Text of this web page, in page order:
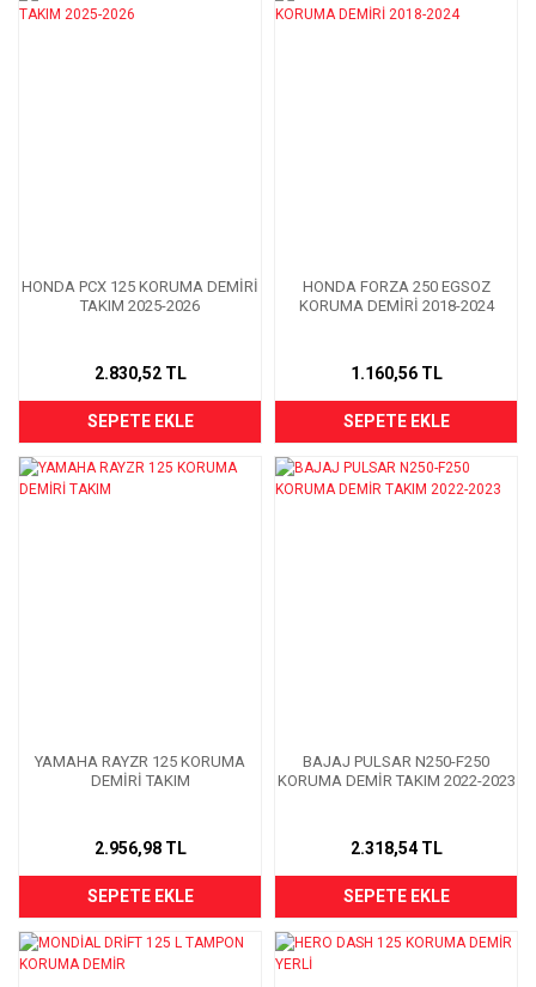
HONDA PCX 125 KORUMA DEMİRİ
TAKIM 2025-2026
2.830,52 TL
SEPETE EKLE
HONDA FORZA 250 EGSOZ
KORUMA DEMİRİ 2018-2024
1.160,56 TL
SEPETE EKLE
YAMAHA RAYZR 125 KORUMA
DEMİRİ TAKIM
2.956,98 TL
SEPETE EKLE
BAJAJ PULSAR N250-F250
KORUMA DEMİR TAKIM 2022-2023
2.318,54 TL
SEPETE EKLE